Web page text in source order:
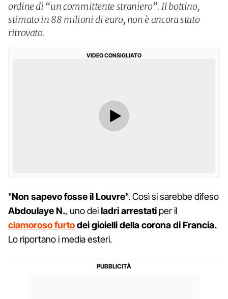
ordine di “un committente straniero”. Il bottino,
stimato in 88 milioni di euro, non è ancora stato
ritrovato.
VIDEO CONSIGLIATO
"Non sapevo fosse il Louvre". Così si sarebbe difeso
AbdoulayeN., uno deiladri arrestati per il
clamoroso furtodei gioiellidella corona di Francia.
Lo riportano i media esteri.